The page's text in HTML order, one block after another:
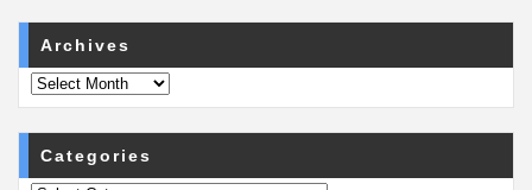
Archives
Categories